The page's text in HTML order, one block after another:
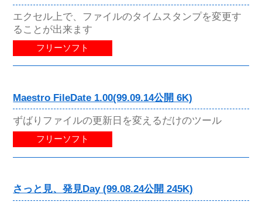
エクセル上で、ファイルのタイムスタンプを変更す
ることが出来ます
フリーソフト
Maestro FileDate 1.00(99.09.14公開 6K)
ずばりファイルの更新日を変えるだけのツール
フリーソフト
さっと見、発見Day (99.08.24公開 245K)